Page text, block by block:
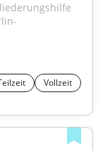
Vollzeit